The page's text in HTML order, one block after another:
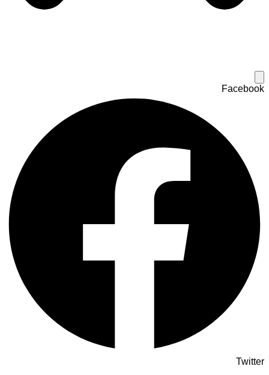
Facebook
Twitter